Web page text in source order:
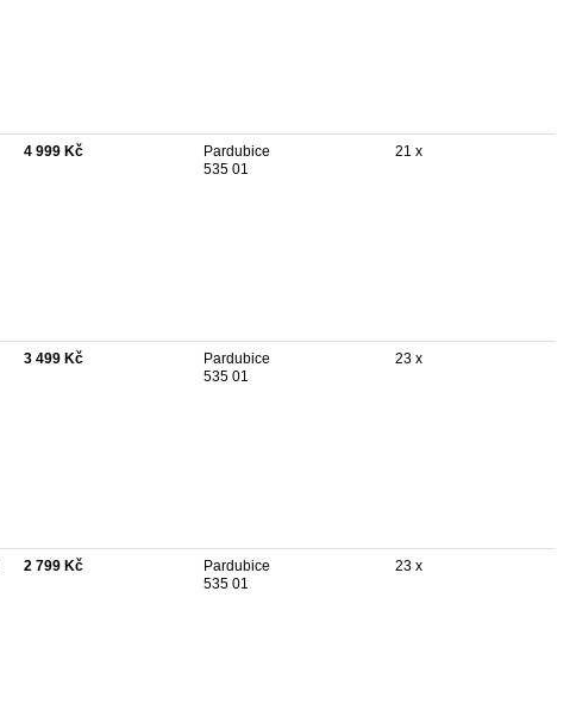
4 999 Kč
Pardubice
535 01
21 x
3 499 Kč
Pardubice
535 01
23 x
2 799 Kč
Pardubice
535 01
23 x